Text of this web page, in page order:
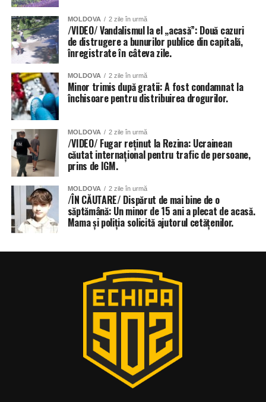
MOLDOVA 2 zile în urmă
/VIDEO/ Vandalismul la el „acasă”: Două cazuri
de distrugere a bunurilor publice din capitală,
înregistrate în câteva zile.
MOLDOVA 2 zile în urmă
Minor trimis după gratii: A fost condamnat la
închisoare pentru distribuirea drogurilor.
MOLDOVA 2 zile în urmă
/VIDEO/ Fugar reținut la Rezina: Ucrainean
căutat internațional pentru trafic de persoane,
prins de IGM.
MOLDOVA 2 zile în urmă
/ÎN CĂUTARE/ Dispărut de mai bine de o
săptămână: Un minor de 15 ani a plecat de acasă.
Mama și poliția solicită ajutorul cetățenilor.